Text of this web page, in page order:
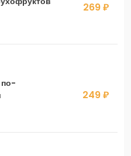
269 ₽
249 ₽